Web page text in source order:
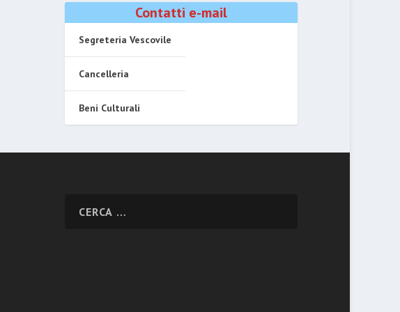
Contatti e-mail
Segreteria Vescovile
Cancelleria
Beni Culturali